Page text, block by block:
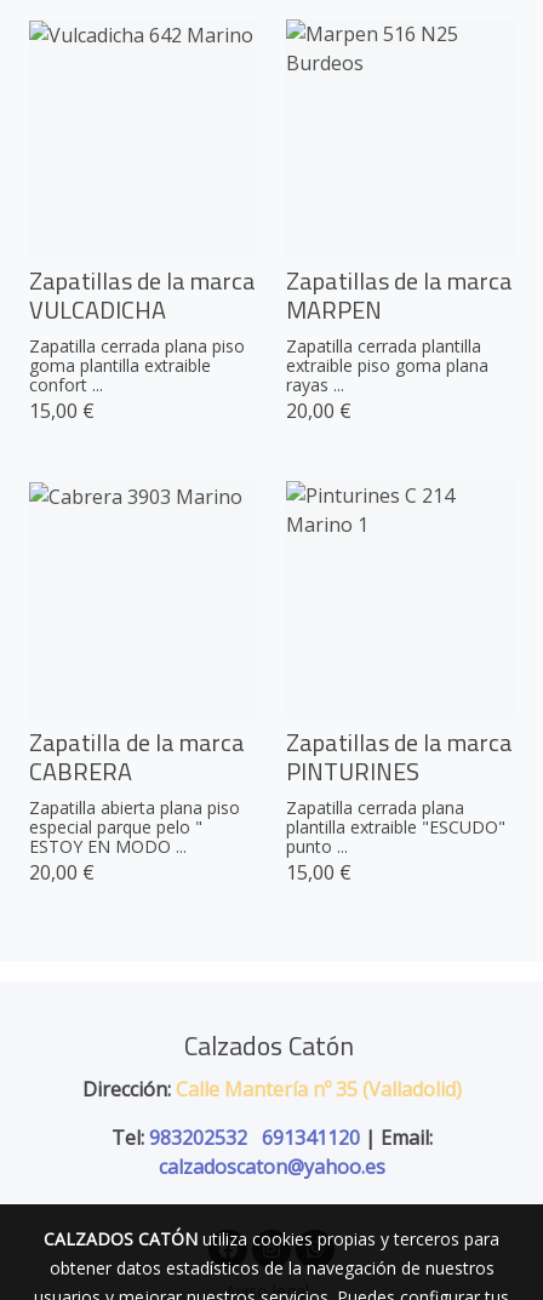
Zapatillas de la marca
VULCADICHA
Zapatilla cerrada plana piso
goma plantilla extraible
confort ...
15,00 €
Zapatillas de la marca
MARPEN
Zapatilla cerrada plantilla
extraible piso goma plana
rayas ...
20,00 €
Zapatilla de la marca
CABRERA
Zapatilla abierta plana piso
especial parque pelo "
ESTOY EN MODO ...
20,00 €
Zapatillas de la marca
PINTURINES
Zapatilla cerrada plana
plantilla extraible "ESCUDO"
punto ...
15,00 €
Calzados Catón
Dirección:Calle Mantería nº 35 (Valladolid)
Tel:983202532 691341120| Email:
calzadoscaton@yahoo.es
Aviso legal
CALZADOS CATÓN utiliza cookies propias y terceros para
obtener datos estadísticos de la navegación de nuestros